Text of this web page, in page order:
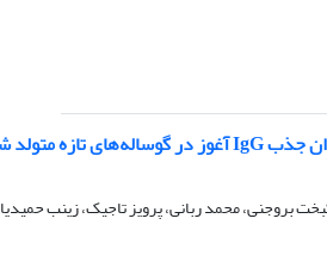
بروجنی، محمد ربانی، پرویز تاجیک، زینب حمیدیا